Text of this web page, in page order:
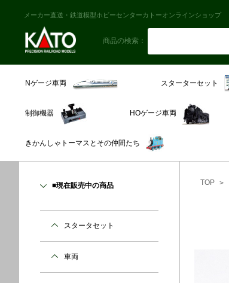
メーカー直送・鉄道模型ホビーセンターカトーオンラインショップ
商品の検索：
Nゲージ車両 スターターセット
制御機器 HOゲージ車両
きかんしゃトーマスとその仲間たち
TOP
■現在販売中の商品
スタータセット
車両